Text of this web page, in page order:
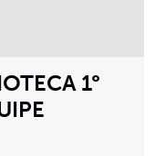
1°